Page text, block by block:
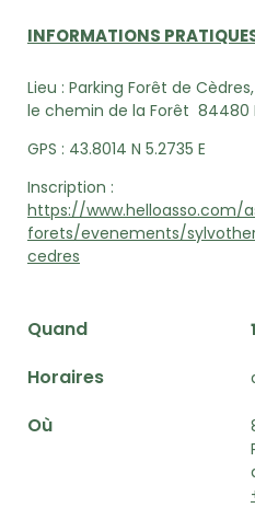
INFORMATIONS
Lieu : Parking Forêt de
le chemin de la Forêt 84480
GPS : 43.8014 N 5.2735 E
Inscription :
https://www.helloasso.com/
forets/evenements/
cedres
Quand
Horaires
Où